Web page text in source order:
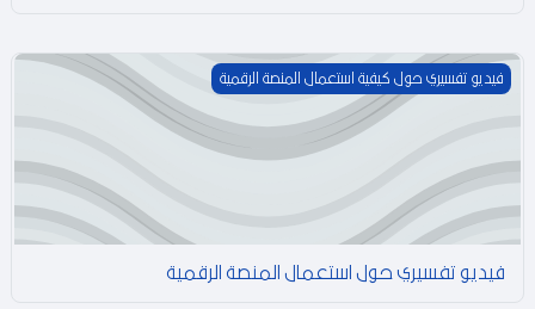
فيديو تفسيري حول استعمال المنصة الرقمية
فيديو تفسيري حول كيفية استعمال المنصة الرقمية
فيديو تفسيري حول استعمال المنصة الرقمية